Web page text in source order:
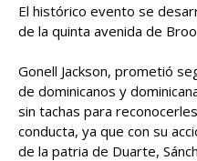
El histórico evento se
de la quinta avenida de
Gonell Jackson, prometió
de dominicanos y
sin tachas para
conducta, ya que con su
de la patria de Duarte,